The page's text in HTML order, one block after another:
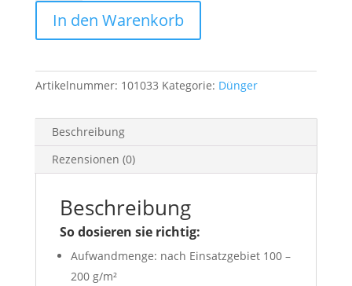
MengeIn den Warenkorb
Artikelnummer: 101033 Kategorie: Dünger
Beschreibung
Rezensionen (0)
Beschreibung
So dosieren sie richtig:
Aufwandmenge: nach Einsatzgebiet 100 –
200 g/m²